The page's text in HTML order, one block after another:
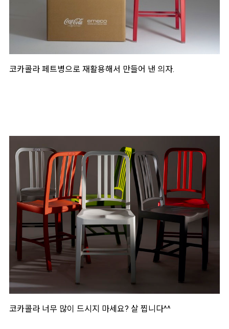
코카콜라 페트병으로 재활용해서 만들어 낸 의자.
코카콜라 너무 많이 드시지 마세요? 살 찝니다^^